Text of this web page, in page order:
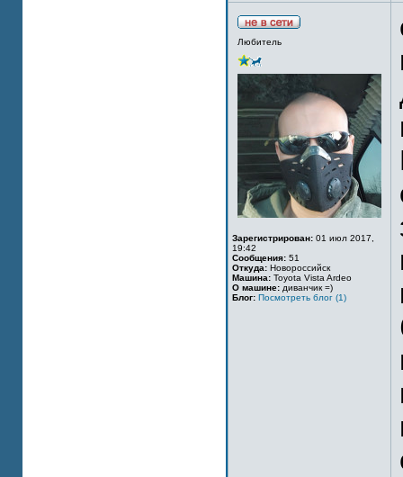
Любитель
Зарегистрирован: 01 июл 2017,
19:42
Сообщения: 51
Откуда: Новороссийск
Машина: Toyota Vista Ardeo
О машине: диванчик =)
Блог: Посмотреть блог (1)